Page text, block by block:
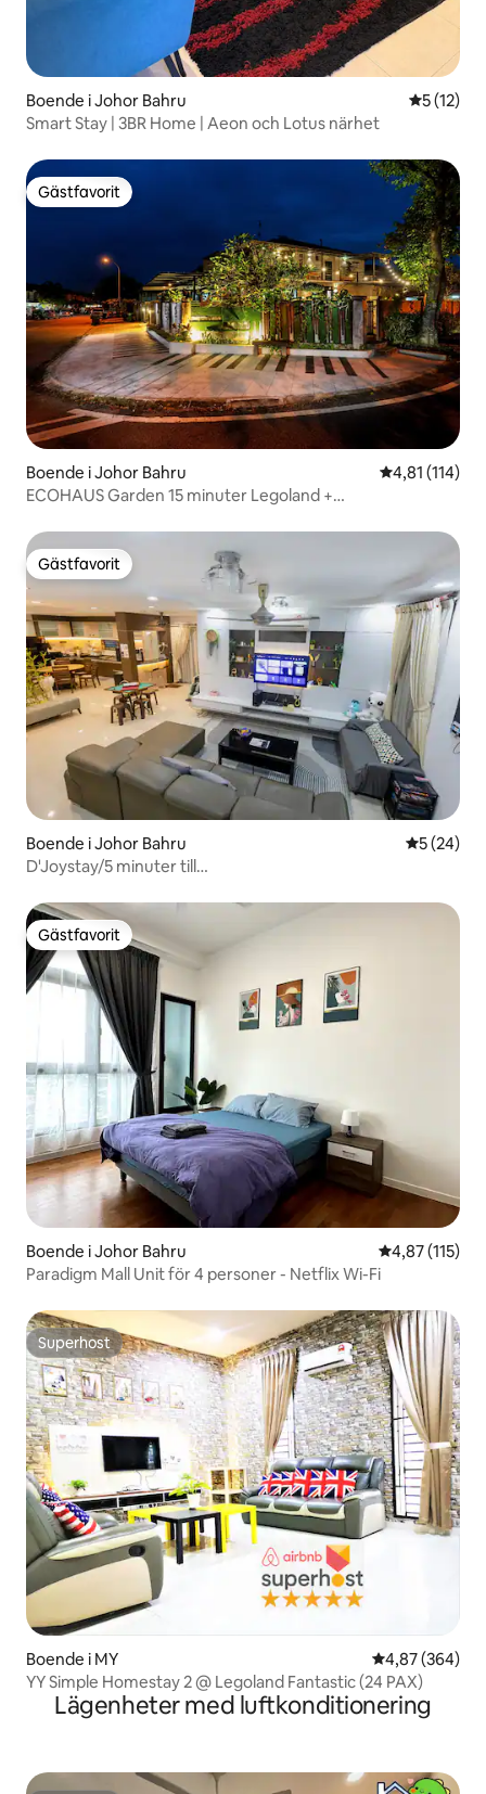
Boende i Johor Bahru 5 av 5 i
5 (12)
Smart Stay | 3BR Home | Aeon och Lotus närhet
Gästfavorit
Gästfavorit
Boende i Johor Bahru 4,81 av 5 i
4,81 (114)
ECOHAUS Garden 15 minuter Legoland +
Gästfavorit
Gästfavorit
Boende i Johor Bahru 5 av 5 i
5 (24)
D'Joystay/5 minuter till
Gästfavorit
Gästfavorit
Boende i Johor Bahru 4,87 av 5 i
4,87 (115)
Paradigm Mall Unit för 4 personer - Netflix Wi-Fi
Superhost
Superhost
Boende i MY 4,87 av 5 i
4,87 (364)
YY Simple Homestay 2 @ Legoland Fantastic (24 PAX)
Lägenheter med luftkonditionering